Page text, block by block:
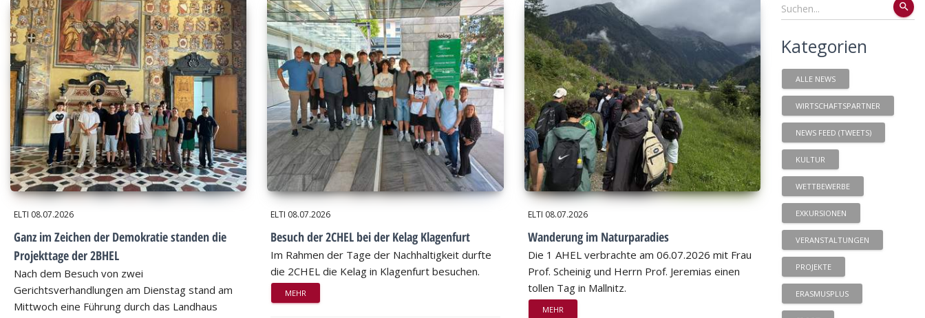
ELTI 08.07.2026
Ganz im Zeichen der Demokratie standen die
Projekttage der 2BHEL
Nach dem Besuch von zwei
Gerichtsverhandlungen am Dienstag stand am
Mittwoch eine Führung durch das Landhaus
ELTI 08.07.2026
Besuch der 2CHEL bei der Kelag Klagenfurt
Im Rahmen der Tage der Nachhaltigkeit durfte
die 2CHEL die Kelag in Klagenfurt besuchen.
MEHR
ELTI 08.07.2026
Wanderung im Naturparadies
Die 1 AHEL verbrachte am 06.07.2026 mit Frau
Prof. Scheinig und Herrn Prof. Jeremias einen
tollen Tag in Mallnitz.
MEHR
search
Kategorien
ALLE NEWS
WIRTSCHAFTSPARTNER
NEWS FEED (TWEETS)
KULTUR
WETTBEWERBE
EXKURSIONEN
VERANSTALTUNGEN
PROJEKTE
ERASMUSPLUS